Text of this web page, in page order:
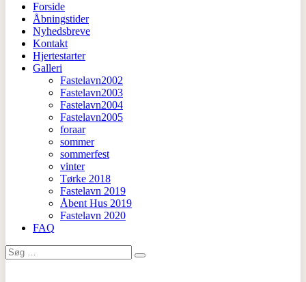
Forside
Åbningstider
Nyhedsbreve
Kontakt
Hjertestarter
Galleri
Fastelavn2002
Fastelavn2003
Fastelavn2004
Fastelavn2005
foraar
sommer
sommerfest
vinter
Tørke 2018
Fastelavn 2019
Åbent Hus 2019
Fastelavn 2020
FAQ
Search
for: